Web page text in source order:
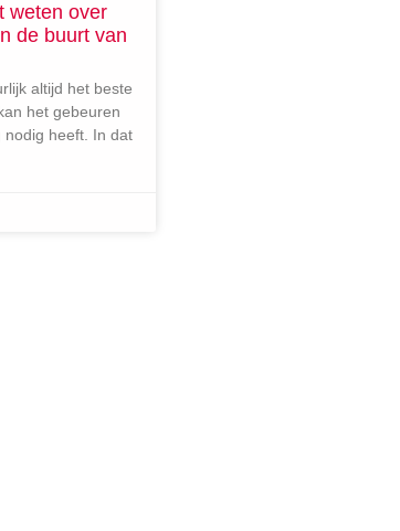
weten over
de buurt van
altijd het beste
het gebeuren
nodig heeft. In dat